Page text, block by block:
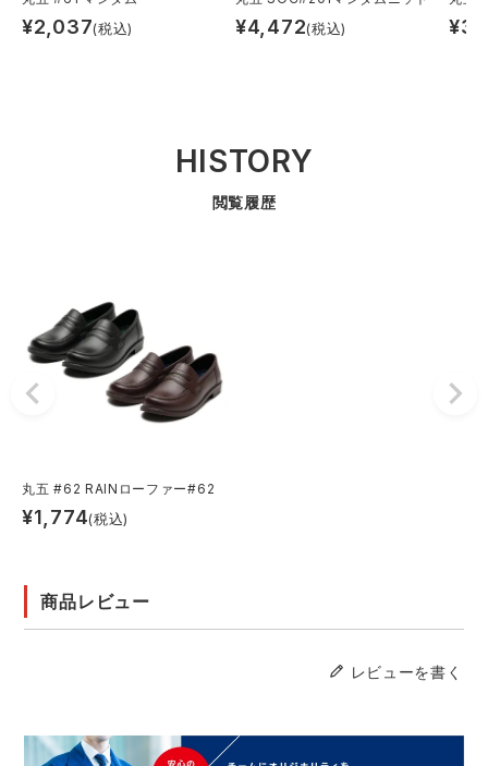
¥2,037(税込) ¥4,472(税込) ¥
HISTORY
閲覧履歴
丸五 #62 RAINローファー#62
¥1,774(税込)
商品レビュー
レビューを書く